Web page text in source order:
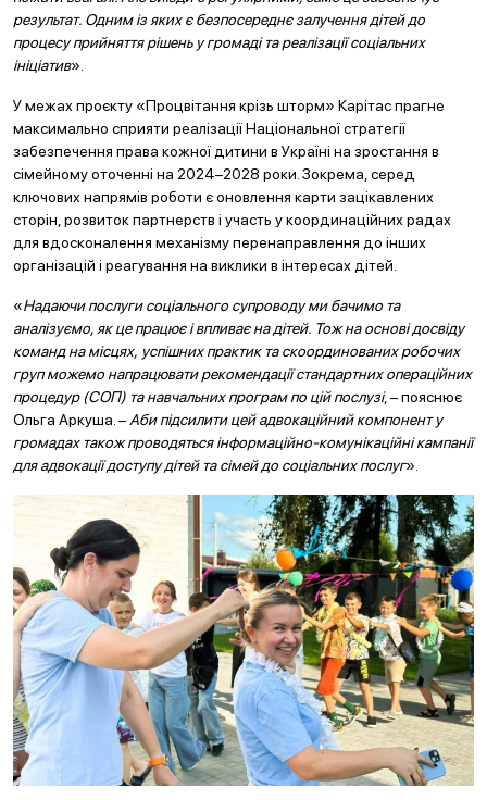
результат. Одним із яких є безпосереднє залучення дітей до
процесу прийняття рішень у громаді та реалізації соціальних
ініціатив».
У межах проєкту «Процвітання крізь шторм» Карітас прагне
максимально сприяти реалізації Національної стратегії
забезпечення права кожної дитини в Україні на зростання в
сімейному оточенні на 2024–2028 роки. Зокрема, серед
ключових напрямів роботи є оновлення карти зацікавлених
сторін, розвиток партнерств і участь у координаційних радах
для вдосконалення механізму перенаправлення до інших
організацій і реагування на виклики в інтересах дітей.
«Надаючи послуги соціального супроводу ми бачимо та
аналізуємо, як це працює і впливає на дітей. Тож на основі досвіду
команд на місцях, успішних практик та скоординованих робочих
груп можемо напрацювати рекомендації стандартних операційних
процедур (СОП) та навчальних програм по цій послузі, – пояснює
Ольга Аркуша. –Аби підсилити цей адвокаційний компонент у
громадах також проводяться інформаційно-комунікаційні кампанії
для адвокації доступу дітей та сімей до соціальних послуг».